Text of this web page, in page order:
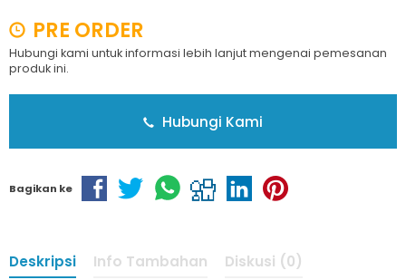
PRE ORDER
Hubungi kami untuk informasi lebih lanjut mengenai pemesanan
produk ini.
Hubungi Kami
Bagikan ke
Deskripsi Info Tambahan Diskusi (0)